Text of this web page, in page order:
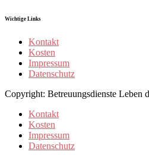
Wichtige Links
Kontakt
Kosten
Impressum
Datenschutz
Copyright: Betreuungsdienste Leben
Kontakt
Kosten
Impressum
Datenschutz